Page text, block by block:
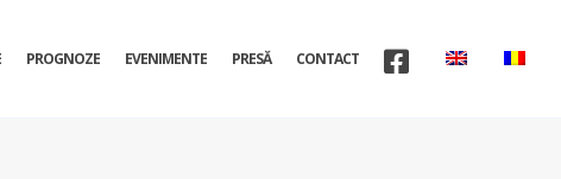
PROGNOZE EVENIMENTE PRESĂ CONTACT